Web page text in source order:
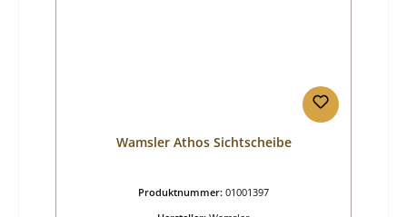
Wamsler Athos Sichtscheibe
Produktnummer: 01001397